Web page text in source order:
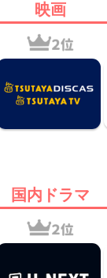
映画
国内ドラマ